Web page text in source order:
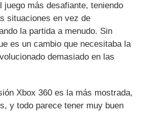
juego más desafiante, teniendo
situaciones en vez de
la partida a menudo. Sin
es un cambio que necesitaba la
demasiado en las
Xbox 360 es la más mostrada,
y todo parece tener muy buen